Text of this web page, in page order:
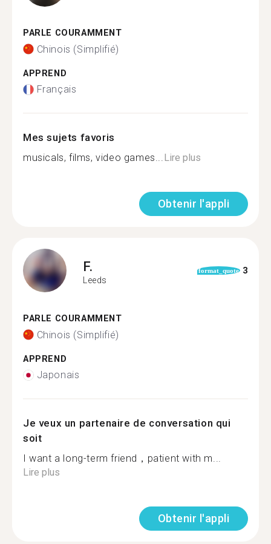
PARLE COURAMMENT
Chinois (Simplifié)
APPREND
Français
Mes sujets favoris
musicals, films, video games...Lire plus
Obtenir l'appli
F.
Leeds
format_quote 3
PARLE COURAMMENT
Chinois (Simplifié)
APPREND
Japonais
Je veux un partenaire de conversation qui
soit
I want a long-term friend，patient with m...
Lire plus
Obtenir l'appli